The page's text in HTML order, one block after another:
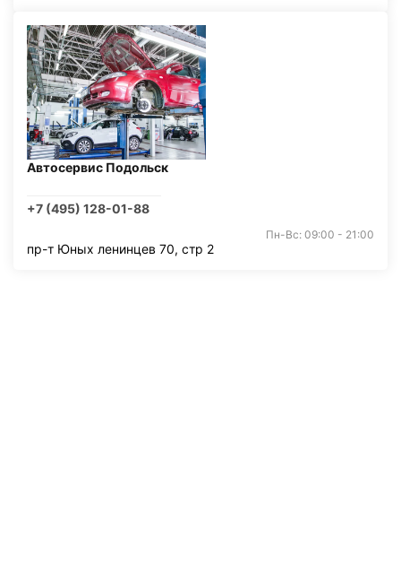
Автосервис Подольск
+7 (495) 128-01-88
Пн-Вс: 09:00 - 21:00
пр-т Юных ленинцев 70, стр 2